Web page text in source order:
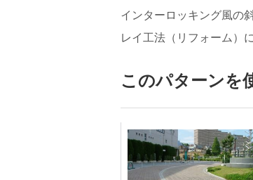
インターロッキング風の
レイ工法（リフォーム）
このパターンを